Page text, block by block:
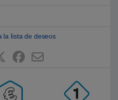
la lista de deseos